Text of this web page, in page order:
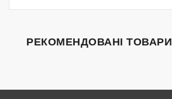
РЕКОМЕНДОВАНІ ТОВАРИ